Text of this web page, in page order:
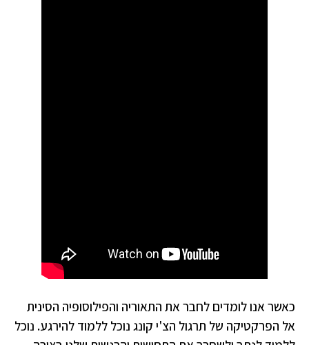
כאשר אנו לומדים לחבר את התאוריה והפילוסופיה הסינית
אל הפרקטיקה של תרגול הצ'י קונג נוכל ללמוד להירגע. נוכל